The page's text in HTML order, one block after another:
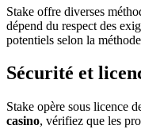
Stake offre diverses
dépend du respect des
potentiels selon la
Sécurité et
Stake opère sous licence
casino, vérifiez que les